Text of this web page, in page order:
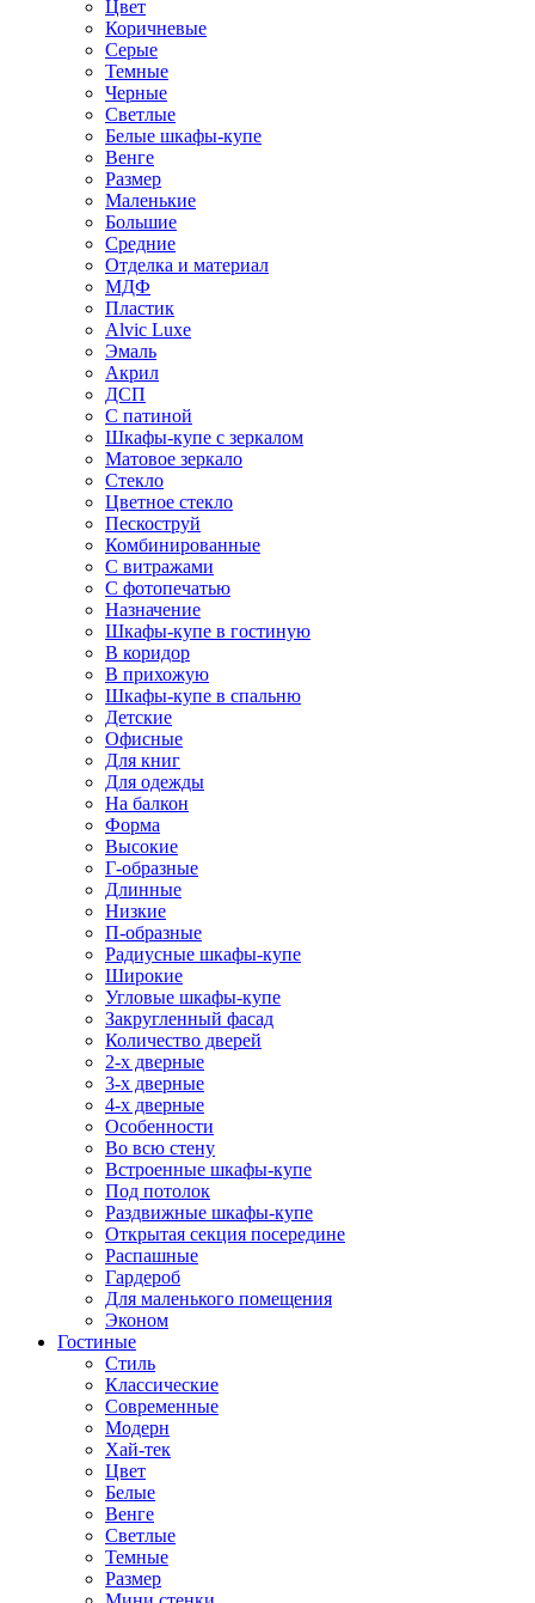
Цвет
Коричневые
Серые
Темные
Черные
Светлые
Белые шкафы-купе
Венге
Размер
Маленькие
Большие
Средние
Отделка и материал
МДФ
Пластик
Alvic Luxe
Эмаль
Акрил
ДСП
С патиной
Шкафы-купе с зеркалом
Матовое зеркало
Стекло
Цветное стекло
Пескоструй
Комбинированные
С витражами
С фотопечатью
Назначение
Шкафы-купе в гостиную
В коридор
В прихожую
Шкафы-купе в спальню
Детские
Офисные
Для книг
Для одежды
На балкон
Форма
Высокие
Г-образные
Длинные
Низкие
П-образные
Радиусные шкафы-купе
Широкие
Угловые шкафы-купе
Закругленный фасад
Количество дверей
2-х дверные
3-х дверные
4-х дверные
Особенности
Во всю стену
Встроенные шкафы-купе
Под потолок
Раздвижные шкафы-купе
Открытая секция посередине
Распашные
Гардероб
Для маленького помещения
Эконом
Гостиные
Стиль
Классические
Современные
Модерн
Хай-тек
Цвет
Белые
Венге
Светлые
Темные
Размер